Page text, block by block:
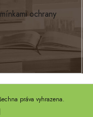
ochrany
práva vyhrazena.